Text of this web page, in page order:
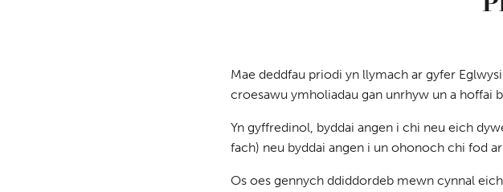
Mae deddfau priodi yn llymach ar gyfer
croesawu ymholiadau gan unrhyw un a hoffai
Yn gyffredinol, byddai angen i chi neu eich
fach) neu byddai angen i un ohonoch chi fod
Os oes gennych ddiddordeb mewn cynnal